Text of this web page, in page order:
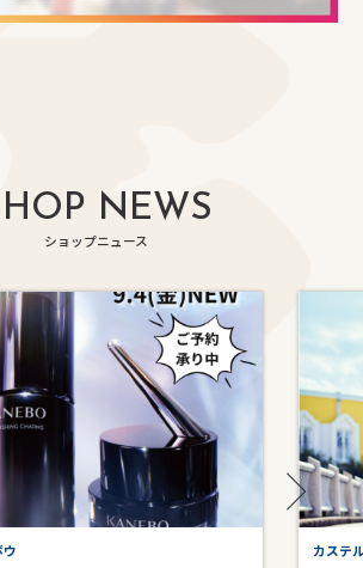
NEWS
ショップニュース
ウ カステ